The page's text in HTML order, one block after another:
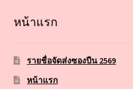
หน้าแรก
รายชื่อจัดส่งซองปืน 2569
หน้าแรก